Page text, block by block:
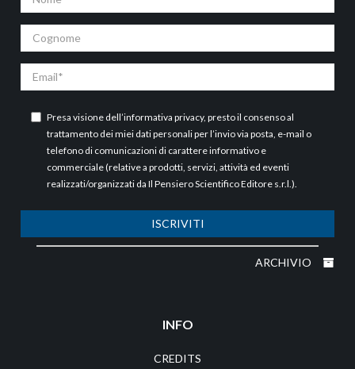
Cognome
Email
Presa visione dell’informativa privacy, presto il consenso al
trattamento dei miei dati personali per l’invio via posta, e-mail o
telefono di comunicazioni di carattere informativo e
commerciale (relative a prodotti, servizi, attività ed eventi
realizzati/organizzati da Il Pensiero Scientifico Editore s.r.l.).
ISCRIVITI
ARCHIVIO
INFO
CREDITS